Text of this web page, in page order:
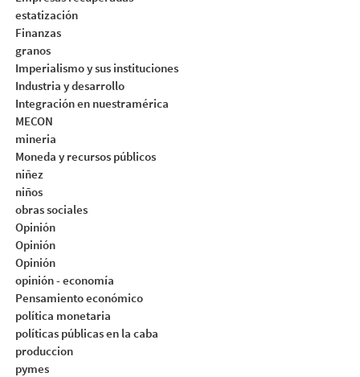
estatización
Finanzas
granos
Imperialismo y sus instituciones
Industria y desarrollo
Integración en nuestramérica
MECON
mineria
Moneda y recursos públicos
niñez
niños
obras sociales
Opinión
Opinión
Opinión
opinión - economía
Pensamiento económico
política monetaria
políticas públicas en la caba
produccion
pymes